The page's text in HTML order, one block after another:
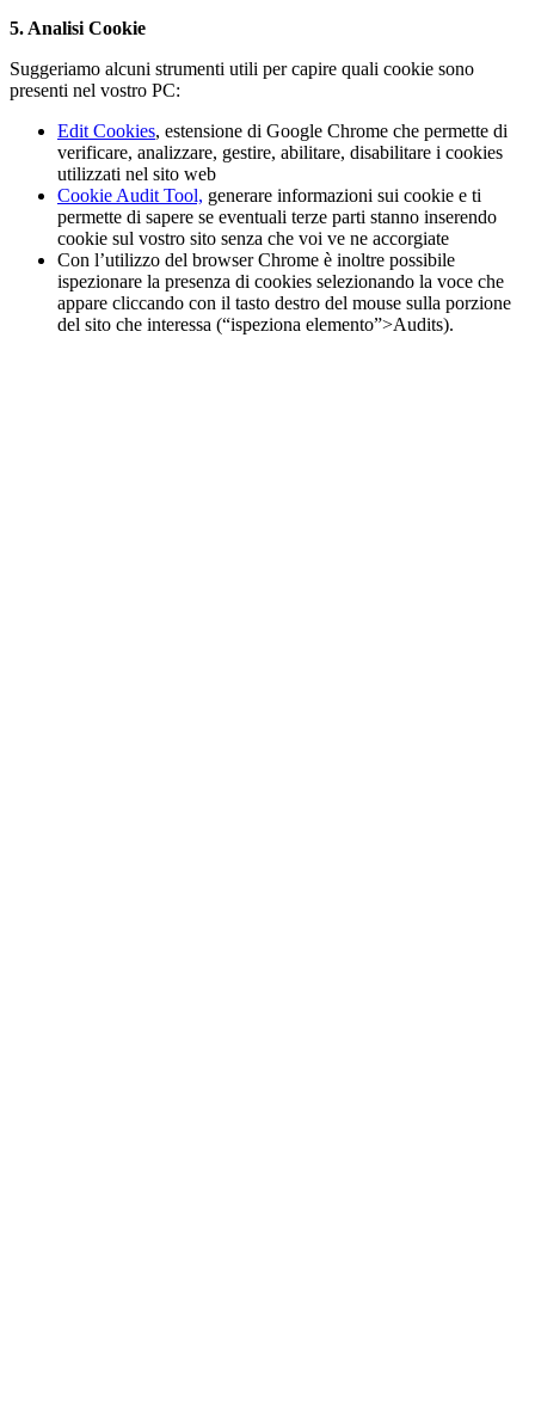
5. Analisi Cookie
Suggeriamo alcuni strumenti utili per capire quali cookie sono
presenti nel vostro PC:
Edit Cookies, estensione di Google Chrome che permette di
verificare, analizzare, gestire, abilitare, disabilitare i cookies
utilizzati nel sito web
Cookie Audit Tool, generare informazioni sui cookie e ti
permette di sapere se eventuali terze parti stanno inserendo
cookie sul vostro sito senza che voi ve ne accorgiate
Con l’utilizzo del browser Chrome è inoltre possibile
ispezionare la presenza di cookies selezionando la voce che
appare cliccando con il tasto destro del mouse sulla porzione
del sito che interessa (“ispeziona elemento”>Audits).